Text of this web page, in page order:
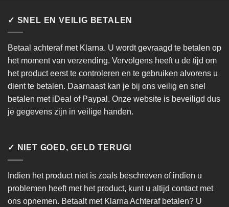
✓ SNEL EN VEILIG BETALEN
Betaal achteraf met Klarna. U wordt gevraagd te betalen op
het moment van verzending. Vervolgens heeft u de tijd om
het product eerst te controleren en te gebruiken alvorens u
dient te betalen. Daarnaast kan je bij ons veilig en snel
betalen met iDeal of Paypal. Onze website is beveiligd dus
je gegevens zijn in veilige handen.
✓ NIET GOED, GELD TERUG!
Indien het product niet is zoals beschreven of indien u
problemen heeft met het product, kunt u altijd contact met
ons opnemen. Betaalt met Klarna Achteraf betalen? U